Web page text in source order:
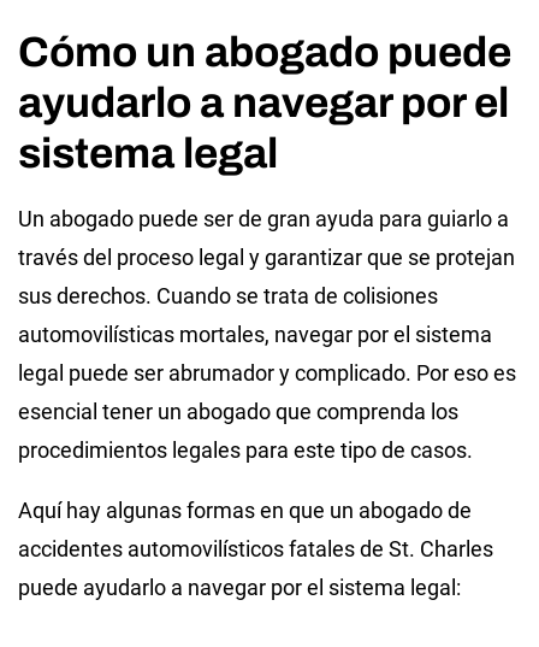
Cómo un abogado puede
ayudarlo a navegar por el
sistema legal
Un abogado puede ser de gran ayuda para guiarlo a
través del proceso legal y garantizar que se protejan
sus derechos. Cuando se trata de colisiones
automovilísticas mortales, navegar por el sistema
legal puede ser abrumador y complicado. Por eso es
esencial tener un abogado que comprenda los
procedimientos legales para este tipo de casos.
Aquí hay algunas formas en que un abogado de
accidentes automovilísticos fatales de St. Charles
puede ayudarlo a navegar por el sistema legal: